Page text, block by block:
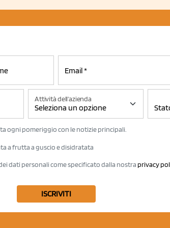
Attività dell'azienda
ogni pomeriggio con le notizie principali.
a frutta a guscio e disidratata
dati personali come specificato dalla nostra privacy
ISCRIVITI